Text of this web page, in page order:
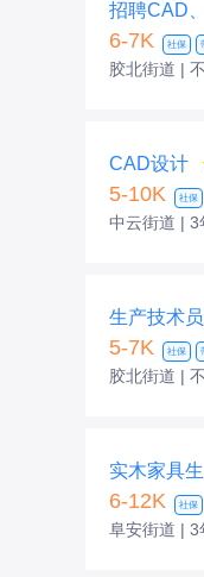
招聘CAD
6-7K 社保
胶北街道 |
CAD设计
5-10K 社保
中云街道 | 3
生产技术员
5-7K 社保
胶北街道 |
实木家具
6-12K 社保
阜安街道 | 3